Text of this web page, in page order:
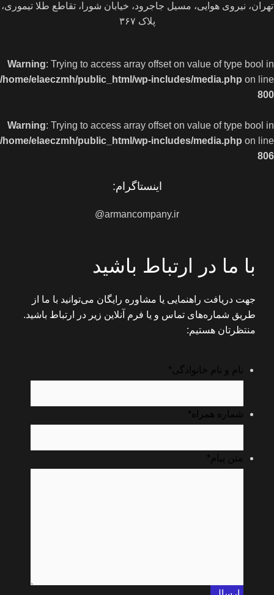
تهران، نیروی هوایی، مسیل جاجرود، خیابان شورا، تقاطع طلا تیموری،
پلاک ۳۶۷
Warning: Trying to access array offset on value of type bool in
/home/elaeczmh/public_html/wp-includes/media.php on line
800
Warning: Trying to access array offset on value of type bool in
/home/elaeczmh/public_html/wp-includes/media.php on line
806
اینستاگرام:
armancompany.ir@
با ما در ارتباط باشید
جهت دریافت راهنمایی یا مشاوره رایگان می‌توانید با ما از
طریق شماره‌های تماس و یا فرم آنلاین زیر در ارتباط باشید.
منتظرتان هستیم:
نام و نام خانوادگی*
شماره همراه*
متن پیام*